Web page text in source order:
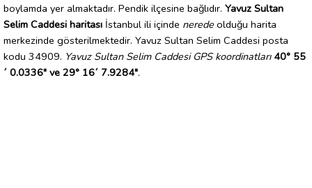
boylamda yer almaktadır. Pendik ilçesine bağlıdır. Yavuz Sultan
Selim Caddesi haritası İstanbul ili içinde nerede olduğu harita
merkezinde gösterilmektedir. Yavuz Sultan Selim Caddesi posta
kodu 34909. Yavuz Sultan Selim Caddesi GPS koordinatları 40° 55
´ 0.0336" ve 29° 16´ 7.9284".